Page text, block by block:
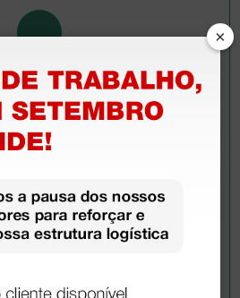
agora a sua questão aos
este produto.
×